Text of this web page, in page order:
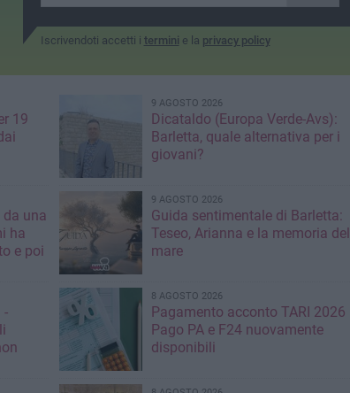
Iscrivendoti accetti i termini e la privacy policy
19
9 AGOSTO 2026
Dicataldo (Europa Verde-Avs):
Barletta, quale alternativa per i
giovani?
da una
ha
9 AGOSTO 2026
Guida sentimentale di Barletta:
Teseo, Arianna e la memoria del
mare
-
8 AGOSTO 2026
Pagamento acconto TARI 2026
Pago PA e F24 nuovamente
disponibili